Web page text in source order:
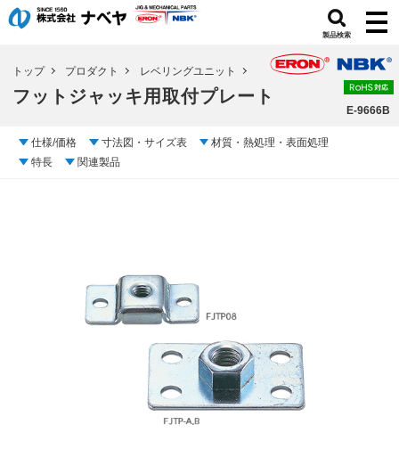
製品検索
トップ プロダクト レベリングユニット
フットジャッキ用取付プレート
E-9666B
仕様/価格 寸法図・サイズ表
材質・熱処理・表面処理
特長
関連製品